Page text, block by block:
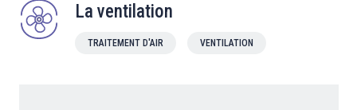
La ventilation
TRAITEMENT D'AIR VENTILATION